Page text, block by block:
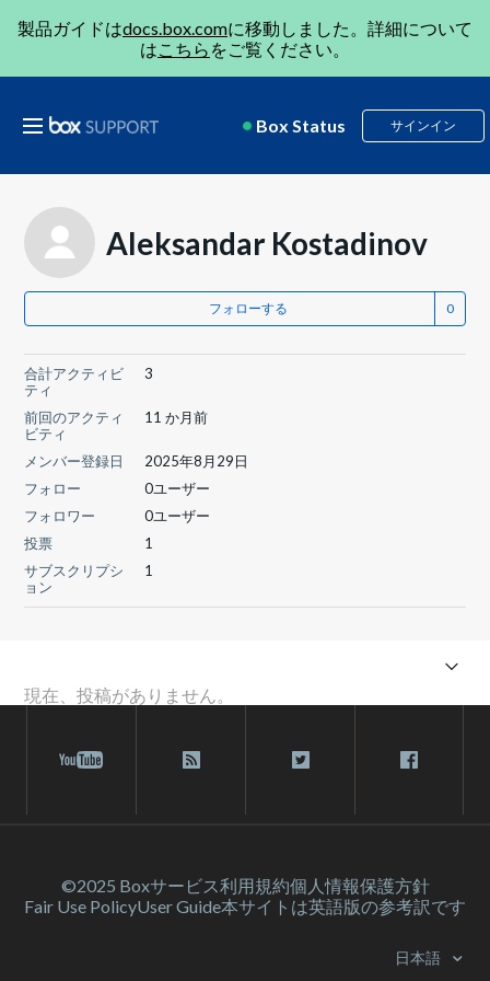
製品ガイドはdocs.box.comに移動しました。詳細について
はこちら をご覧ください。
Box Status サインイン
Aleksandar Kostadinov
フォローする
合計アクティビ
ティ
3
前回のアクティ
ビティ
11 か月前
メンバー登録日
2025年8月29日
フォロー
0ユーザー
フォロワー
0ユーザー
投票
1
サブスクリプシ
ョン
1
現在、投稿がありません。
©2025 Boxサービス利⽤規約個人情報保護方針
Fair Use PolicyUser Guide本サイトは英語版の参考訳です
日本語